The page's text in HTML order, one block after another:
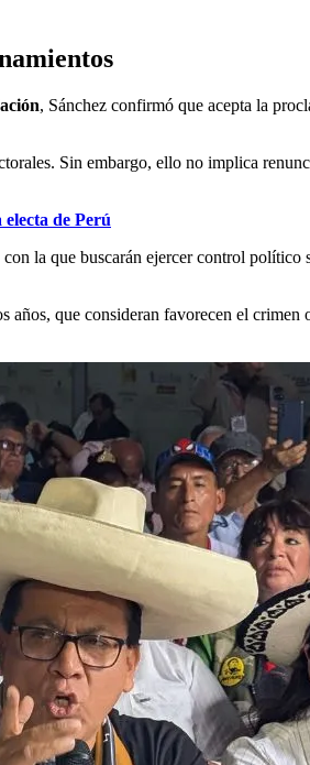
, Sánchez confirmó que acepta la
Sin embargo, ello no implica
de Perú
con la que buscarán ejercer control
que consideran favorecen el